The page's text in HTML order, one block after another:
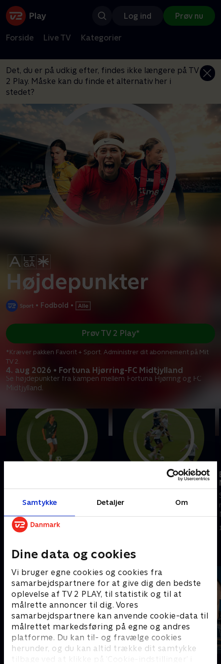
Samtykke Detaljer Om
Dine data og cookies
Vi bruger egne cookies og cookies fra
samarbejdspartnere for at give dig den bedste
oplevelse af TV 2 PLAY, til statistik og til at
målrette annoncer til dig. Vores
samarbejdspartnere kan anvende cookie-data til
målrettet markedsføring på egne og andres
platforme. Du kan til- og fravælge cookies
herunder, og du kan altid trække dit samtykke
tilbage ved at klikke på ’Cookie-indstillinger’ i
Log ind Prøv nu
Forside Live TV Kategorier
Det, du er på udkig efter, findes ikke længere på TV
2 Play. Måske kan du finde et alternativ her i
stedet?
• Fodbold •
4. aug 2026 • Fortuna Hjørring-FC Midtjylland
Se højdepunkter fra kampen mellem Fortuna Hjørring og FC
Midtjylland.
Prøv TV 2 Play*
*Kræver pakken Favorit + Sport. Administrer dit abonnement på Mit
TV 2.
mellem Fortuna Hjørring og FC
Midtjylland.
4. august 2026 • 5 min
AGF-Kolding IF
Se højdepunkter fra kampen
Andre så også